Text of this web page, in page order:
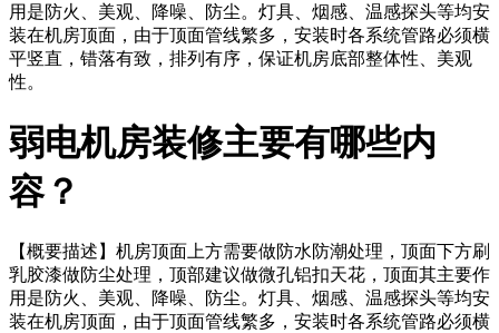
用是防火、美观、降噪、防尘。灯具、烟感、温感探头等均安
装在机房顶面，由于顶面管线繁多，安装时各系统管路必须横
平竖直，错落有致，排列有序，保证机房底部整体性、美观
性。
弱电机房装修主要有哪些内
容？
【概要描述】 机房顶面上方需要做防水防潮处理，顶面下方刷
乳胶漆做防尘处理，顶部建议做微孔铝扣天花，顶面其主要作
用是防火、美观、降噪、防尘。灯具、烟感、温感探头等均安
装在机房顶面，由于顶面管线繁多，安装时各系统管路必须横